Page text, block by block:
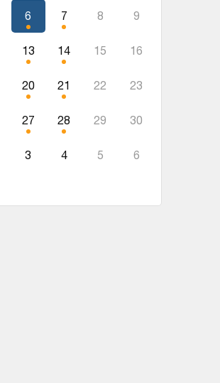
6 7 8 9
13 14 15 16
20 21 22 23
27 28 29 30
3 4 5 6